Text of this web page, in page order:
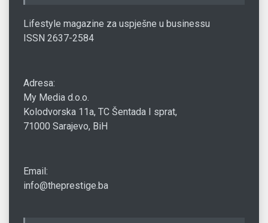
Lifestyle magazine za uspješne u businessu
ISSN 2637-2584
Adresa:
My Media d.o.o.
Kolodvorska 11a, TC Šentada I sprat,
71000 Sarajevo, BiH
Email:
info@theprestige.ba